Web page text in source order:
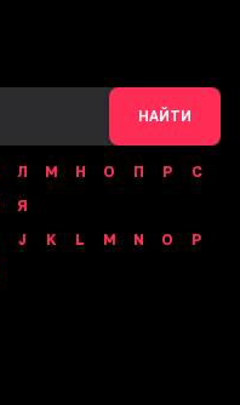
НАЙТИ
Л М Н О П Р
С
Я
J K L M N O
P